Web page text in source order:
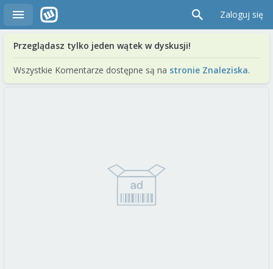
Zaloguj się
Przeglądasz tylko jeden wątek w dyskusji!
Wszystkie Komentarze dostępne są na stronie Znaleziska.